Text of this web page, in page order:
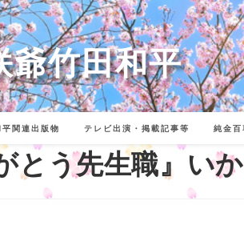
爺竹田和平
関連出版物 テレビ出演・掲載記事等 純金
とう先生職』い